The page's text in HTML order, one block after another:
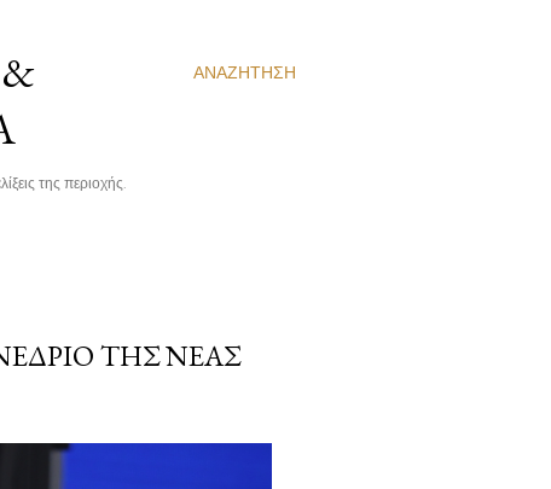
ΑΝΑΖΉΤΗΣΗ
της περιοχής.
ΤΗΣ ΝΈΑΣ